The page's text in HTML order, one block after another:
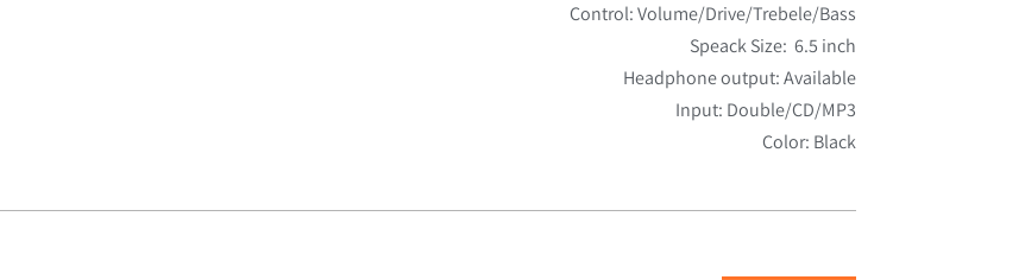
Control: Volume/Drive/Trebele/Bass
Speack Size: 6.5 inch
Headphone output: Available
Input: Double/CD/MP3
Color: Black